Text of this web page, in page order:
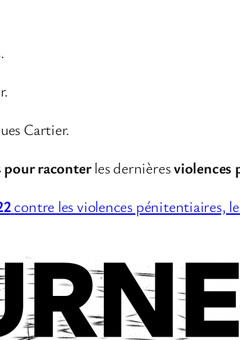
Cartier.
pourraconterles dernièresviolences
contre les violences pénitentiaires,